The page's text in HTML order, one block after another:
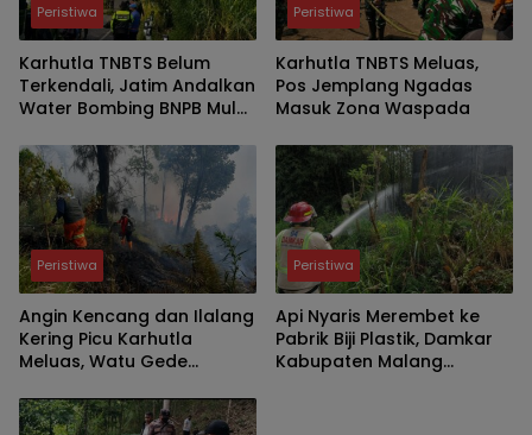
Peristiwa
Karhutla TNBTS Belum
Terkendali, Jatim Andalkan
Water Bombing BNPB Mulai
Peristiwa
Karhutla TNBTS Meluas,
Pos Jemplang Ngadas
Masuk Zona Waspada
Peristiwa
Angin Kencang dan Ilalang
Kering Picu Karhutla
Meluas, Watu Gede
Peristiwa
Api Nyaris Merembet ke
Pabrik Biji Plastik, Damkar
Kabupaten Malang